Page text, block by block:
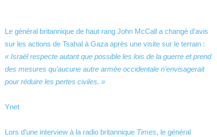
Le général britannique de haut rang John McCall a changé d’avis
sur les actions de Tsahal à Gaza après une visite sur le terrain :
« Israël respecte autant que possible les lois de la guerre et prend
des mesures qu’aucune autre armée occidentale n’envisagerait
pour réduire les pertes civiles. »
Ynet
Lors d’une interview à la radio britannique Times, le général